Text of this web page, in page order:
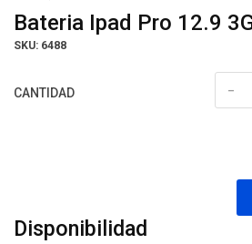
Bateria Ipad Pro 12.9
SKU: 6488
CANTIDAD -
Disponibilidad